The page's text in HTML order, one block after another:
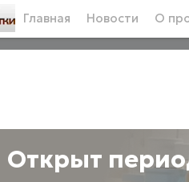
Главная Новости О
Открыт